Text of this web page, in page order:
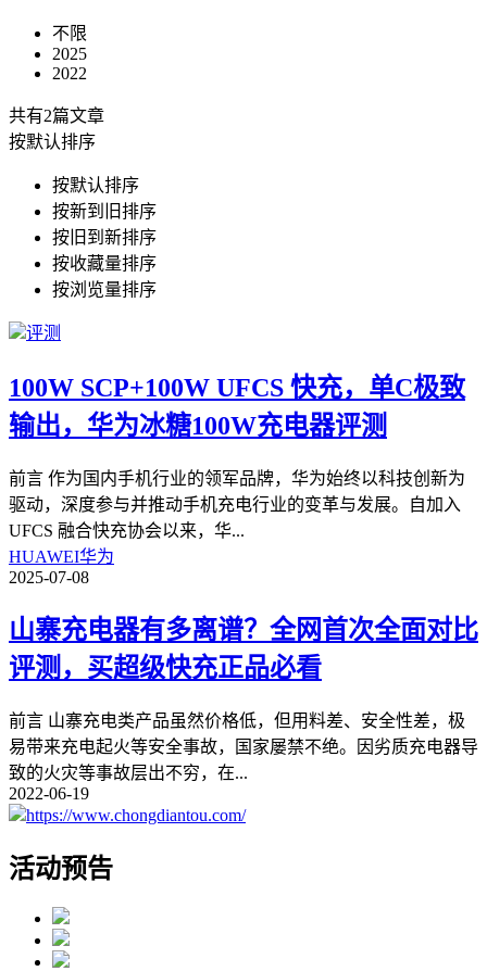
不限
2025
2022
共有2篇文章
按默认排序
按默认排序
按新到旧排序
按旧到新排序
按收藏量排序
按浏览量排序
评测
100W SCP+100W UFCS 快充，单C极致
输出，华为冰糖100W充电器评测
前言 作为国内手机行业的领军品牌，华为始终以科技创新为
驱动，深度参与并推动手机充电行业的变革与发展。自加入
UFCS 融合快充协会以来，华...
HUAWEI华为
2025-07-08
山寨充电器有多离谱？全网首次全面对比
评测，买超级快充正品必看
前言 山寨充电类产品虽然价格低，但用料差、安全性差，极
易带来充电起火等安全事故，国家屡禁不绝。因劣质充电器导
致的火灾等事故层出不穷，在...
2022-06-19
https://www.chongdiantou.com/
活动预告